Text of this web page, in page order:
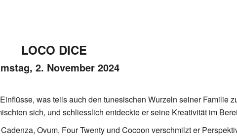
LOCO DICE
2. November 2024
was teils auch den tunesischen Wurzeln seiner Familie
sich, und schliesslich entdeckte er seine Kreativität im
Ovum, Four Twenty und Cocoon verschmilzt er